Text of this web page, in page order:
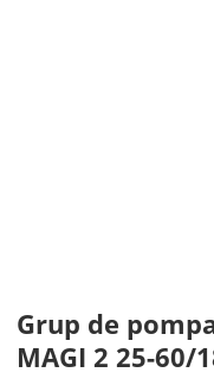
Grup de
MAGI 2 25-60/